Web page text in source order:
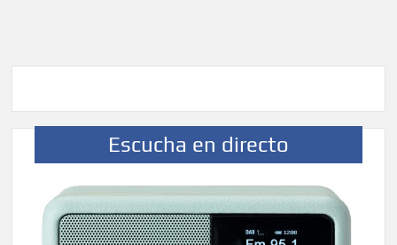
Escucha en directo